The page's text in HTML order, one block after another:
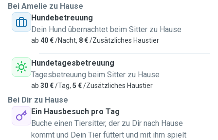
Bei Amelie zu Hause
Hundebetreuung
Dein Hund übernachtet beim Sitter zu Hause
ab 40 €/Nacht, 8 €/Zusätzliches Haustier
Hundetagesbetreuung
Tagesbetreuung beim Sitter zu Hause
ab 30 €/Tag, 5 €/Zusätzliches Haustier
Bei Dir zu Hause
Ein Hausbesuch pro Tag
Buche einen Tiersitter, der zu Dir nach Hause
kommt und Dein Tier füttert und mit ihm spielt